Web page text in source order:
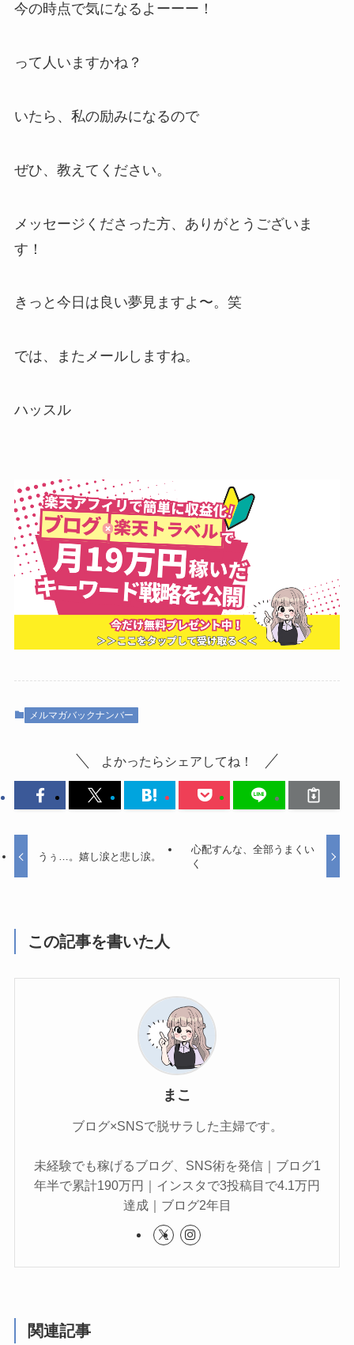
今の時点で気になるよーーー！
って人いますかね？
いたら、私の励みになるので
ぜひ、教えてください。
メッセージくださった方、ありがとうございま
す！
きっと今日は良い夢見ますよ〜。笑
では、またメールしますね。
ハッスル
メルマガバックナンバー
よかったらシェアしてね！
うぅ…。嬉し涙と悲し涙。
心配すんな、全部うまくい
く
この記事を書いた人
まこ
ブログ×SNSで脱サラした主婦です。
未経験でも稼げるブログ、SNS術を発信｜ブログ1
年半で累計190万円｜インスタで3投稿目で4.1万円
達成｜ブログ2年目
関連記事